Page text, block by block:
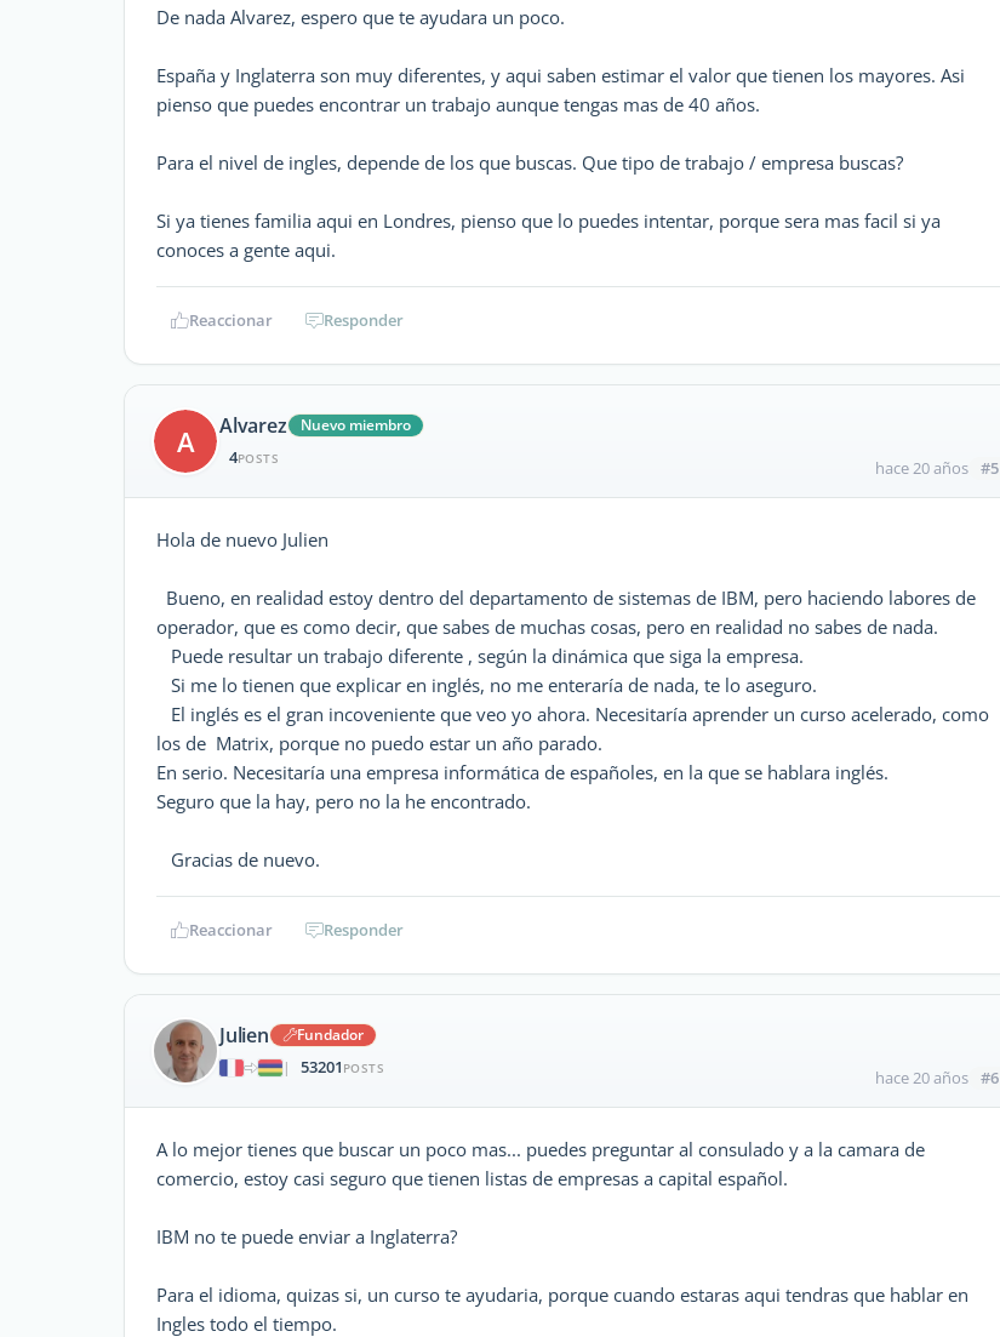
De nada Alvarez, espero que te ayudara un poco.
España y Inglaterra son muy diferentes, y aqui saben estimar el valor que tienen los mayores. Asi
pienso que puedes encontrar un trabajo aunque tengas mas de 40 años.
Para el nivel de ingles, depende de los que buscas. Que tipo de trabajo / empresa buscas?
Si ya tienes familia aqui en Londres, pienso que lo puedes intentar, porque sera mas facil si ya
conoces a gente aqui.
Reaccionar Responder
A Alvarez Nuevo miembro
4POSTS hace 20 años #5
Hola de nuevo Julien
Bueno, en realidad estoy dentro del departamento de sistemas de IBM, pero haciendo labores de
operador, que es como decir, que sabes de muchas cosas, pero en realidad no sabes de nada.
Puede resultar un trabajo diferente , según la dinámica que siga la empresa.
Si me lo tienen que explicar en inglés, no me enteraría de nada, te lo aseguro.
El inglés es el gran incoveniente que veo yo ahora. Necesitaría aprender un curso acelerado, como
los de Matrix, porque no puedo estar un año parado.
En serio. Necesitaría una empresa informática de españoles, en la que se hablara inglés.
Seguro que la hay, pero no la he encontrado.
Gracias de nuevo.
Reaccionar Responder
Julien
Fundador
|
53201 POSTS hace 20 años #6
A lo mejor tienes que buscar un poco mas... puedes preguntar al consulado y a la camara de
comercio, estoy casi seguro que tienen listas de empresas a capital español.
IBM no te puede enviar a Inglaterra?
Para el idioma, quizas si, un curso te ayudaria, porque cuando estaras aqui tendras que hablar en
Ingles todo el tiempo.